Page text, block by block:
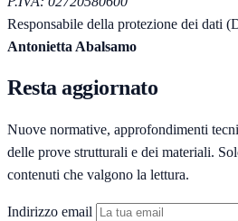
Responsabile della protezione dei dati
Antonietta Abalsamo
Resta aggiornato
Nuove normative, approfondimenti
delle prove strutturali e dei materiali.
contenuti che valgono la lettura.
Indirizzo email